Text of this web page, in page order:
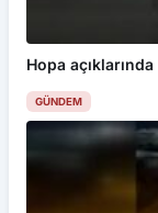
Hopa
GÜNDEM